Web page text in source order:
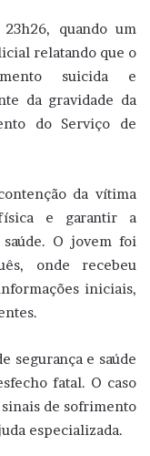
quando um
relatando que o
suicida e
da gravidade da
do Serviço de
da vítima
e garantir a
O jovem foi
onde recebeu
iniciais,
segurança e saúde
fatal. O caso
de sofrimento
especializada.